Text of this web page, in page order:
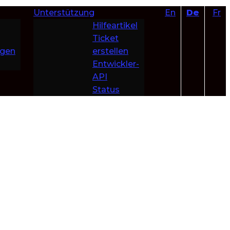
Unterstützung
Hilfeartikel
Ticket
erstellen
Entwickler-
API
Status
Fr
En De